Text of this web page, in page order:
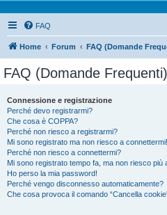
FAQ
Home Forum FAQ (Domande
FAQ (Domande Frequenti)
Connessione e registrazione
Perché devo registrarmi?
Che cosa è COPPA?
Perché non riesco a registrarmi?
Mi sono registrato ma non riesco a connettermi!
Perché non riesco a connettermi?
Mi sono registrato tempo fa, ma non riesco più
Ho perso la mia password!
Perché vengo disconnesso automaticamente?
Che cosa provoca il comando “Cancella